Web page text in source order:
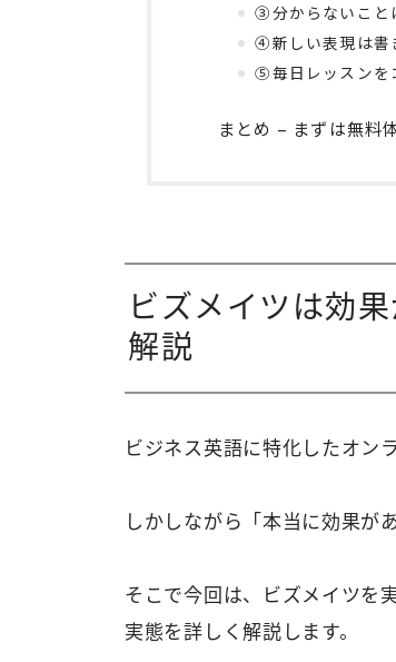
③分からないこと
④新しい表現は書
⑤毎日レッスンを
まとめ – まずは無料
ビズメイツは効
解説
ビジネス英語に特化したオン
しかしながら「本当に効果が
そこで今回は、ビズメイツを
実態を詳しく解説します。